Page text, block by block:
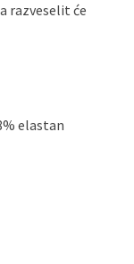
razveselit će
elastan